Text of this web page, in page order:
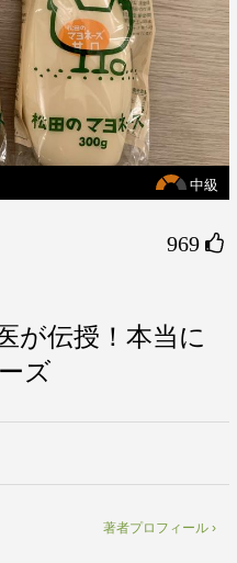
中級
969 
が伝授！本当に
ズ
著者プロフィール ›